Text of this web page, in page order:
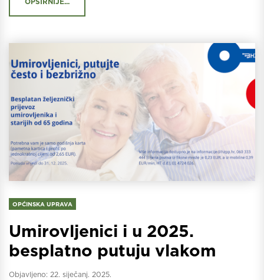
OPĆINSKA UPRAVA
Umirovljenici i u 2025.
besplatno putuju vlakom
Objavljeno: 22. siječanj. 2025.